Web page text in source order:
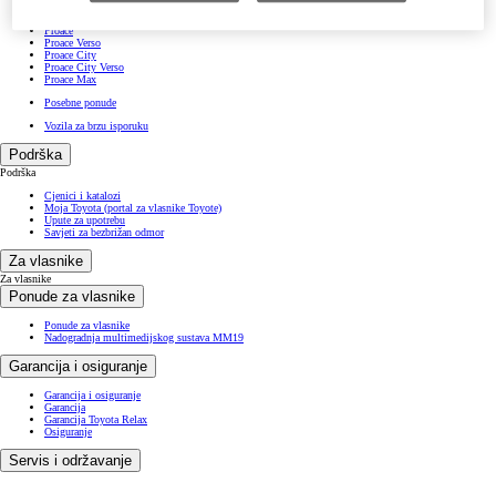
Prius Plug-in
Proace
Proace Verso
Proace City
Proace City Verso
Proace Max
Posebne ponude
Vozila za brzu isporuku
Podrška
Podrška
Cjenici i katalozi
Moja Toyota (portal za vlasnike Toyote)
Upute za upotrebu
Savjeti za bezbrižan odmor
Za vlasnike
Za vlasnike
Ponude za vlasnike
Ponude za vlasnike
Nadogradnja multimedijskog sustava MM19
Garancija i osiguranje
Garancija i osiguranje
Garancija
Garancija Toyota Relax
Osiguranje
Servis i održavanje